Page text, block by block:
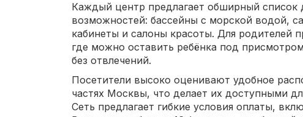
Каждый центр предлагает обширный список
возможностей: бассейны с морской водой,
кабинеты и салоны красоты. Для родителей
где можно оставить ребёнка под
без отвлечений.
Посетители высоко оценивают удобное
частях Москвы, что делает их доступными
Сеть предлагает гибкие условия оплаты,